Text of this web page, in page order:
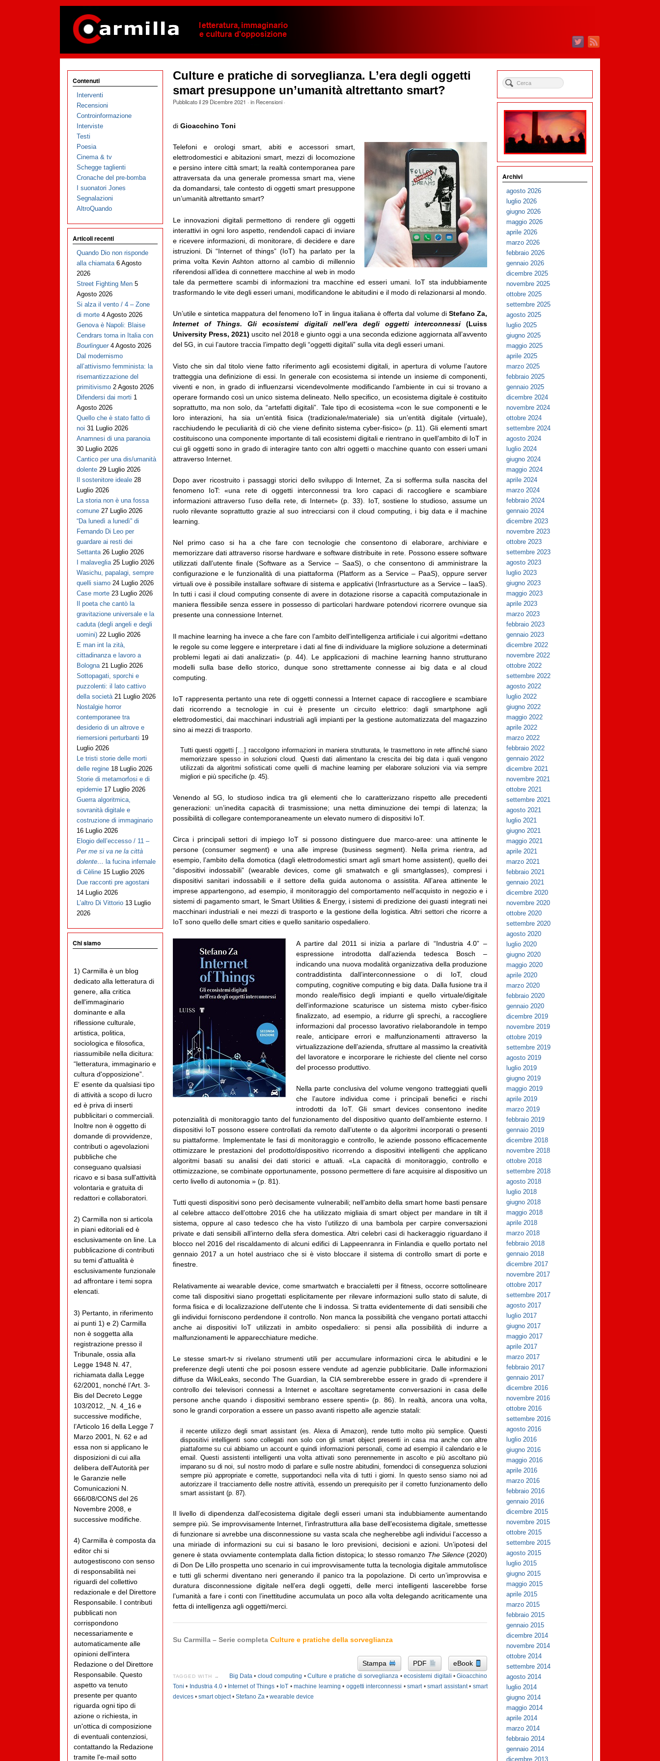
Culture e pratiche di sorveglianza. L’era degli oggetti
smart presuppone un’umanità altrettanto smart?
Pubblicato il29 Dicembre 2021 · in Recensioni·
di Gioacchino Toni
Telefoni e orologi smart, abiti e accessori smart,
elettrodomestici e abitazioni smart, mezzi di locomozione
e persino intere città smart; la realtà contemporanea pare
attraversata da una generale promessa smart ma, viene
da domandarsi, tale contesto di oggetti smart presuppone
un’umanità altrettanto smart?
Le innovazioni digitali permettono di rendere gli oggetti
interattivi in ogni loro aspetto, rendendoli capaci di inviare
e ricevere informazioni, di monitorare, di decidere e dare
istruzioni. Di “Internet of things” (IoT) ha parlato per la
prima volta Kevin Ashton attorno al cambio di millennio
riferendosi all’idea di connettere macchine al web in modo
tale da permettere scambi di informazioni tra macchine ed esseri umani. IoT sta indubbiamente
trasformando le vite degli esseri umani, modificandone le abitudini e il modo di relazionarsi al mondo.
Un’utile e sintetica mappatura del fenomeno IoT in lingua italiana è offerta dal volume diStefano Za,
Internet of Things. Gli ecosistemi digitali nell’era degli oggetti interconnessi (Luiss
University Press, 2021) uscito nel 2018 e giunto oggi a una seconda edizione aggiornata all’avvento
del 5G, in cui l’autore traccia l’impatto degli “oggetti digitali” sulla vita degli esseri umani.
Visto che sin dal titolo viene fatto riferimento agli ecosistemi digitali, in apertura di volume l’autore
tratteggia una definizione di essi. In generale con ecosistema si intende un insieme di componenti,
viventi e non, in grado di influenzarsi vicendevolmente modificando l’ambiente in cui si trovano a
operare formando così un unico sistema delineato. Nello specifico, un ecosistema digitale è costituito
soprattutto, ma non solo, da “artefatti digitali”. Tale tipo di ecosistema «con le sue componenti e le
loro interazioni, ha sia un’entità fisica (tradizionale/materiale) sia un’entità digitale (virtuale),
racchiudendo le peculiarità di ciò che viene definito sistema cyber-fisico» (p. 11). Gli elementi smart
costituiscono una componente importante di tali ecosistemi digitali e rientrano in quell’ambito di IoT in
cui gli oggetti sono in grado di interagire tanto con altri oggetti o macchine quanto con esseri umani
attraverso Internet.
Dopo aver ricostruito i passaggi storici dello sviluppo di Internet, Za si sofferma sulla nascita del
fenomeno IoT: «una rete di oggetti interconnessi tra loro capaci di raccogliere e scambiare
informazioni attraverso l’uso della rete, di Internet» (p. 33). IoT, sostiene lo studioso, assume un
ruolo rilevante soprattutto grazie al suo intrecciarsi con il cloud computing, i big data e il machine
learning.
Nel primo caso si ha a che fare con tecnologie che consentono di elaborare, archiviare e
memorizzare dati attraverso risorse hardware e software distribuite in rete. Possono essere software
utilizzati dall’utente finale (Software as a Service – SaaS), o che consentono di amministrare la
configurazione e le funzionalità di una piattaforma (Platform as a Service – PaaS), oppure server
virtuali ove è possibile installare software di sistema e applicativi (Infrasrtucture as a Service – IaaS).
In tutti i casi il cloud computing consente di avere in dotazione risorse a capacità computazionale in
maniera flessibile senza essere in possesso di particolari hardware potendovi ricorrere ovunque sia
presente una connessione Internet.
Il machine learning ha invece a che fare con l’ambito dell’intelligenza artificiale i cui algoritmi «dettano
le regole su come leggere e interpretare i dati al fine di individuare la migliore soluzione a determinati
problemi legati ai dati analizzati» (p. 44). Le applicazioni di machine learning hanno strutturano
modelli sulla base dello storico, dunque sono strettamente connesse ai big data e al cloud
computing.
IoT rappresenta pertanto una rete di oggetti connessi a Internet capace di raccogliere e scambiare
dati ricorrendo a tecnologie in cui è presente un circuito elettrico: dagli smartphone agli
elettrodomestici, dai macchinari industriali agli impianti per la gestione automatizzata del magazzino
sino ai mezzi di trasporto.
Tutti questi oggetti […] raccolgono informazioni in maniera strutturata, le trasmettono in rete affinché siano
memorizzare spesso in soluzioni cloud. Questi dati alimentano la crescita dei big data i quali vengono
utilizzati da algoritmi sofisticati come quelli di machine learning per elaborare soluzioni via via sempre
migliori e più specifiche (p. 45).
Venendo al 5G, lo studioso indica tra gli elementi che lo caratterizzano rispetto alle precedenti
generazioni: un’inedita capacità di trasmissione; una netta diminuzione dei tempi di latenza; la
possibilità di collegare contemporaneamente un elevato numero di dispositivi IoT.
Circa i principali settori di impiego IoT si possono distinguere due marco-aree: una attinente le
persone (consumer segment) e una alle imprese (business segment). Nella prima rientra, ad
esempio, l’ambito della domotica (dagli elettrodomestici smart agli smart home assistent), quello dei
“dispositivi indossabili” (wearable devices, come gli smatwatch e gli smartglasses), compresi i
dispositivi sanitari indossabili e il settore della guida autonoma o assistita. All’area attinente le
imprese appartengono, ad esempio, il monitoraggio del comportamento nell’acquisto in negozio e i
sistemi di pagamento smart, le Smart Utilities & Energy, i sistemi di predizione dei guasti integrati nei
macchinari industriali e nei mezzi di trasporto e la gestione della logistica. Altri settori che ricorre a
IoT sono quello delle smart cities e quello sanitario ospedaliero.
A partire dal 2011 si inizia a parlare di “Industria 4.0” –
espressione introdotta dall’azienda tedesca Bosch –
indicando una nuova modalità organizzativa della produzione
contraddistinta dall’interconnessione o di IoT, cloud
computing, cognitive computing e big data. Dalla fusione tra il
mondo reale/fisico degli impianti e quello virtuale/digitale
dell’informazione scaturisce un sistema misto cyber-fisico
finalizzato, ad esempio, a ridurre gli sprechi, a raccogliere
informazioni dal processo lavorativo rielaborandole in tempo
reale, anticipare errori e malfunzionamenti attraverso la
virtualizzazione dell’azienda, sfruttare al massimo la creatività
del lavoratore e incorporare le richieste del cliente nel corso
del processo produttivo.
Nella parte conclusiva del volume vengono tratteggiati quelli
che l’autore individua come i principali benefici e rischi
introdotti da IoT. Gli smart devices consentono inedite
potenzialità di monitoraggio tanto del funzionamento del dispositivo quanto dell’ambiente esterno. I
dispositivi IoT possono essere controllati da remoto dall’utente o da algoritmi incorporati o presenti
su piattaforme. Implementate le fasi di monitoraggio e controllo, le aziende possono efficacemente
ottimizzare le prestazioni del prodotto/dispositivo ricorrendo a dispositivi intelligenti che applicano
algoritmi basati su analisi dei dati storici e attuali. «La capacità di monitoraggio, controllo e
ottimizzazione, se combinate opportunamente, possono permettere di fare acquisire al dispositivo un
certo livello di autonomia » (p. 81).
Tutti questi dispositivi sono però decisamente vulnerabili; nell’ambito della smart home basti pensare
al celebre attacco dell’ottobre 2016 che ha utilizzato migliaia di smart object per mandare in tilt il
sistema, oppure al caso tedesco che ha visto l’utilizzo di una bambola per carpire conversazioni
private e dati sensibili all’interno della sfera domestica. Altri celebri casi di hackeraggio riguardano il
blocco nel 2016 del riscaldamento di alcuni edifici di Lappeenranra in Finlandia e quello portato nel
gennaio 2017 a un hotel austriaco che si è visto bloccare il sistema di controllo smart di porte e
finestre.
Relativamente ai wearable device, come smartwatch e braccialetti per il fitness, occorre sottolineare
come tali dispositivi siano progettati esplicitamente per rilevare informazioni sullo stato di salute, di
forma fisica e di localizzazione dell’utente che li indossa. Si tratta evidentemente di dati sensibili che
gli individui forniscono perdendone il controllo. Non manca la possibilità che vengano portati attacchi
anche ai dispositivi IoT utilizzati in ambito ospedaliero: si pensi alla possibilità di indurre a
malfunzionamenti le apparecchiature mediche.
Le stesse smart-tv si rivelano strumenti utili per accumulare informazioni circa le abitudini e le
preferenze degli utenti che poi pososn essere vendute ad agenzie pubblicitarie. Dalle informazioni
diffuse da WikiLeaks, secondo The Guardian, la CIA sembrerebbe essere in grado di «prendere il
controllo dei televisori connessi a Internet e ascoltare segretamente conversazioni in casa delle
persone anche quando i dispositivi sembrano essere spenti» (p. 86). In realtà, ancora una volta,
sono le grandi corporation a essere un passo avanti rispetto alle agenzie statali:
il recente utilizzo degli smart assistant (es. Alexa di Amazon), rende tutto molto più semplice. Questi
dispositivi intelligenti sono collegati non solo con gli smart object presenti in casa ma anche con altre
piattaforme su cui abbiamo un account e quindi informazioni personali, come ad esempio il calendario e le
email. Questi assistenti intelligenti una volta attivati sono perennemente in ascolto e più ascoltano più
imparano su di noi, sul nostro modo di parlare e sulle nostre abitudini, fornendoci di conseguenza soluzioni
sempre più appropriate e corrette, supportandoci nella vita di tutti i giorni. In questo senso siamo noi ad
autorizzare il tracciamento delle nostre attività, essendo un prerequisito per il corretto funzionamento dello
smart assistant (p. 87).
Il livello di dipendenza dall’ecosistema digitale degli esseri umani sta indubbiamente aumentando
sempre più. Se improvvisamente Internet, l’infrastruttura alla base dell’ecosistema digitale, smettesse
di funzionare si avrebbe una disconnessione su vasta scala che negherebbe agli individui l’accesso a
una miriade di informazioni su cui si basano le loro previsioni, decisioni e azioni. Un’ipotesi del
genere è stata ovviamente contemplata dalla fiction distopica; lo stesso romanzo The Silence (2020)
di Don De Lillo prospetta uno scenario in cui improvvisamente tutta la tecnologia digitale ammutolisce
e tutti gli schermi diventano neri generando il panico tra la popolazione. Di certo un’improvvisa e
duratura disconnessione digitale nell’era degli oggetti, delle merci intelligenti lascerebbe forse
l’umanità a fare i conti con l’inettitudine accumulata un poco alla volta delegando acriticamente una
fetta di intelligenza agli oggetti/merci.
Su Carmilla – Serie completa Culture e pratiche della sorveglianza
Stampa PDF eBook
TAGGED WITH → Big Data • cloud computing •Culture e pratiche di sorveglianza •ecosistemi digitali •Gioacchino
Toni • Industria 4.0 • Internet of Things • IoT •machine learning • oggetti interconnessi •smart•smart assistant• smart
devices• smart object• Stefano Za• wearable device
Contenuti
Interventi
Recensioni
Controinformazione
Interviste
Testi
Poesia
Cinema & tv
Schegge taglienti
Cronache del pre-bomba
I suonatori Jones
Segnalazioni
AltroQuando
Articoli recenti
Quando Dio non risponde
alla chiamata 6 Agosto
2026
Street Fighting Men 5
Agosto 2026
Si alza il vento / 4 – Zone
di morte 4 Agosto 2026
Genova è Napoli: Blaise
Cendrars torna in Italia con
Bourlinguer 4 Agosto 2026
Dal modernismo
all’attivismo femminista: la
risemantizzazione del
primitivismo 2 Agosto 2026
Difendersi dai morti 1
Agosto 2026
Quello che è stato fatto di
noi 31 Luglio 2026
Anamnesi di una paranoia
30 Luglio 2026
Cantico per una dis/umanità
dolente 29 Luglio 2026
Il sostenitore ideale 28
Luglio 2026
La storia non è una fossa
comune 27 Luglio 2026
“Da lunedì a lunedì” di
Fernando Di Leo per
guardare ai resti dei
Settanta 26 Luglio 2026
I malaveglia 25 Luglio 2026
Wasichu, papalagi, sempre
quelli siamo 24 Luglio 2026
Case morte 23 Luglio 2026
Il poeta che cantò la
gravitazione universale e la
caduta (degli angeli e degli
uomini) 22 Luglio 2026
E man int la zità,
cittadinanza e lavoro a
Bologna 21 Luglio 2026
Sottopagati, sporchi e
puzzolenti: il lato cattivo
della società 21 Luglio 2026
Nostalgie horror
contemporanee tra
desiderio di un altrove e
riemersioni perturbanti 19
Luglio 2026
Le tristi storie delle morti
delle regine 18 Luglio 2026
Storie di metamorfosi e di
epidemie 17 Luglio 2026
Guerra algoritmica,
sovranità digitale e
costruzione di immaginario
16 Luglio 2026
Elogio dell’eccesso / 11 –
Per me si va ne la città
dolente… la fucina infernale
di Cèline 15 Luglio 2026
Due racconti pre agostani
14 Luglio 2026
L’altro Di Vittorio 13 Luglio
2026
Chi siamo
1) Carmilla è un blog
dedicato alla letteratura di
genere, alla critica
dell'immaginario
dominante e alla
riflessione culturale,
artistica, politica,
sociologica e filosofica,
riassumibile nella dicitura:
“letteratura, immaginario e
cultura d'opposizione”.
E' esente da qualsiasi tipo
di attività a scopo di lucro
ed è priva di inserti
pubblicitari o commerciali.
Inoltre non è oggetto di
domande di provvidenze,
contributi o agevolazioni
pubbliche che
conseguano qualsiasi
ricavo e si basa sull'attività
volontaria e gratuita di
redattori e collaboratori.
2) Carmilla non si articola
in piani editoriali ed è
esclusivamente on line. La
pubblicazione di contributi
su temi d'attualità è
esclusivamente funzionale
ad affrontare i temi sopra
elencati.
3) Pertanto, in riferimento
ai punti 1) e 2) Carmilla
non è soggetta alla
registrazione presso il
Tribunale, ossia alla
Legge 1948 N. 47,
richiamata dalla Legge
62/2001, nonché l’Art. 3-
Bis del Decreto Legge
103/2012, _N. 4_16 e
successive modifiche,
l’Articolo 16 della Legge 7
Marzo 2001, N. 62 e ad
essa non si applicano le
disposizioni di cui alla
delibera dell'Autorità per
le Garanzie nelle
Comunicazioni N.
666/08/CONS del 26
Novembre 2008, e
successive modifiche.
4) Carmilla è composta da
editor chi si
autogestiscono con senso
di responsabilità nei
riguardi del collettivo
redazionale e del Direttore
Responsabile. I contributi
pubblicati non
corrispondono
necessariamente e
automaticamente alle
opinioni dell'intera
Redazione o del Direttore
Responsabile. Questo
aspetto va tenuto
presente per quanto
riguarda ogni tipo di
azione o richiesta, in
un'ottica di composizione
di eventuali contenziosi,
contattando la Redazione
tramite l'e-mail sotto
Archivi
agosto 2026
luglio 2026
giugno 2026
maggio 2026
aprile 2026
marzo 2026
febbraio 2026
gennaio 2026
dicembre 2025
novembre 2025
ottobre 2025
settembre 2025
agosto 2025
luglio 2025
giugno 2025
maggio 2025
aprile 2025
marzo 2025
febbraio 2025
gennaio 2025
dicembre 2024
novembre 2024
ottobre 2024
settembre 2024
agosto 2024
luglio 2024
giugno 2024
maggio 2024
aprile 2024
marzo 2024
febbraio 2024
gennaio 2024
dicembre 2023
novembre 2023
ottobre 2023
settembre 2023
agosto 2023
luglio 2023
giugno 2023
maggio 2023
aprile 2023
marzo 2023
febbraio 2023
gennaio 2023
dicembre 2022
novembre 2022
ottobre 2022
settembre 2022
agosto 2022
luglio 2022
giugno 2022
maggio 2022
aprile 2022
marzo 2022
febbraio 2022
gennaio 2022
dicembre 2021
novembre 2021
ottobre 2021
settembre 2021
agosto 2021
luglio 2021
giugno 2021
maggio 2021
aprile 2021
marzo 2021
febbraio 2021
gennaio 2021
dicembre 2020
novembre 2020
ottobre 2020
settembre 2020
agosto 2020
luglio 2020
giugno 2020
maggio 2020
aprile 2020
marzo 2020
febbraio 2020
gennaio 2020
dicembre 2019
novembre 2019
ottobre 2019
settembre 2019
agosto 2019
luglio 2019
giugno 2019
maggio 2019
aprile 2019
marzo 2019
febbraio 2019
gennaio 2019
dicembre 2018
novembre 2018
ottobre 2018
settembre 2018
agosto 2018
luglio 2018
giugno 2018
maggio 2018
aprile 2018
marzo 2018
febbraio 2018
gennaio 2018
dicembre 2017
novembre 2017
ottobre 2017
settembre 2017
agosto 2017
luglio 2017
giugno 2017
maggio 2017
aprile 2017
marzo 2017
febbraio 2017
gennaio 2017
dicembre 2016
novembre 2016
ottobre 2016
settembre 2016
agosto 2016
luglio 2016
giugno 2016
maggio 2016
aprile 2016
marzo 2016
febbraio 2016
gennaio 2016
dicembre 2015
novembre 2015
ottobre 2015
settembre 2015
agosto 2015
luglio 2015
giugno 2015
maggio 2015
aprile 2015
marzo 2015
febbraio 2015
gennaio 2015
dicembre 2014
novembre 2014
ottobre 2014
settembre 2014
agosto 2014
luglio 2014
giugno 2014
maggio 2014
aprile 2014
marzo 2014
febbraio 2014
gennaio 2014
dicembre 2013